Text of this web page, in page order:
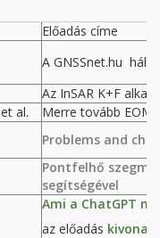
Előadás címe
A GNSSnet.hu
Az InSAR K+F
et al.
Merre tovább
Problems and
Pontfelhő
segítségével
Ami a ChatGPT
az előadás